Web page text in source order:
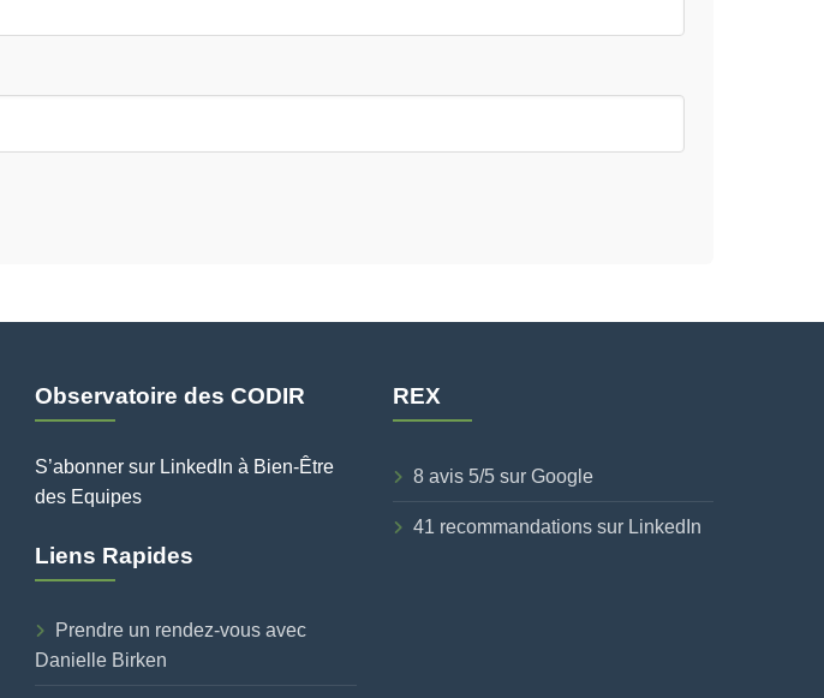
Observatoire des CODIR
S’abonner sur LinkedIn à Bien-Être
des Equipes
Liens Rapides
Prendre un rendez-vous avec
Danielle Birken
REX
8 avis 5/5 sur Google
41 recommandations sur LinkedIn